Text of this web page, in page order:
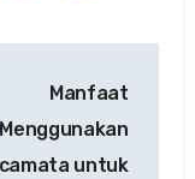
Manfaat
Menggunakan
untuk